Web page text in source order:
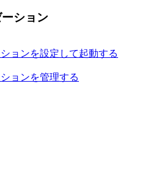
ション
ョンを設定して起動する
ョンを管理する